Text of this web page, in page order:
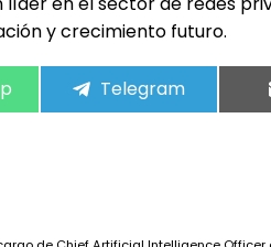
y crecimiento futuro.
Telegram